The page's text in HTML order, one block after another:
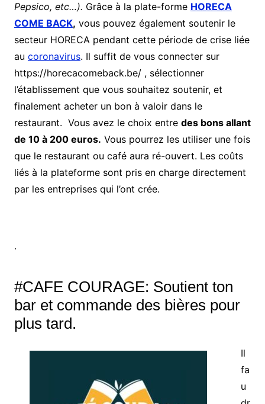
Pepsico, etc…). Grâce à la plate-forme HORECA
COME BACK, vous pouvez également soutenir le
secteur HORECA pendant cette période de crise liée
au coronavirus. Il suffit de vous connecter sur
https://horecacomeback.be/ , sélectionner
l’établissement que vous souhaitez soutenir, et
finalement acheter un bon à valoir dans le
restaurant. Vous avez le choix entre des bons allant
de 10 à 200 euros. Vous pourrez les utiliser une fois
que le restaurant ou café aura ré-ouvert. Les coûts
liés à la plateforme sont pris en charge directement
par les entreprises qui l’ont crée.
.
#CAFE COURAGE: Soutient ton
bar et commande des bières pour
plus tard.
Il
fa
u